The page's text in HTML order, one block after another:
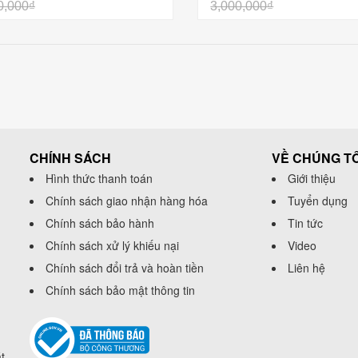
3,000,000₫
CHÍNH SÁCH
Hình thức thanh toán
Chính sách giao nhận hàng hóa
Chính sách bảo hành
Chính sách xử lý khiếu nại
Chính sách đổi trả và hoàn tiền
Chính sách bảo mật thông tin
VỀ CHÚNG
Giới thiệu
Tuyển dụng
Tin tức
Video
Liên hệ